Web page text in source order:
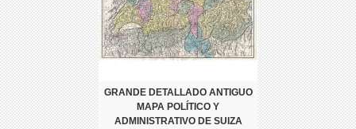
GRANDE DETALLADO ANTIGUO
MAPA POLÍTICO Y
ADMINISTRATIVO DE SUIZA